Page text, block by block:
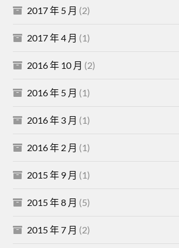
2017 年 5 月 (2)
2017 年 4 月 (1)
2016 年 10 月 (2)
2016 年 5 月 (1)
2016 年 3 月 (1)
2016 年 2 月 (1)
2015 年 9 月 (1)
2015 年 8 月 (5)
2015 年 7 月 (2)